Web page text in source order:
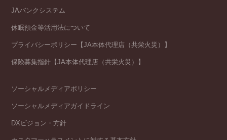
JAバンクシステム
休眠預金等活用法について
プライバシーポリシー【JA本体代理店（共栄火災）】
保険募集指針【JA本体代理店（共栄火災）】
ソーシャルメディアポリシー
ソーシャルメディアガイドライン
DXビジョン・方針